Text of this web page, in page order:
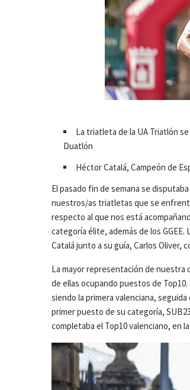
La triatleta de la UA Triatlón
Duatlón
Héctor Catalá, Campeón de
El pasado fin de semana se
nuestros/as triatletas que se
respecto al que nos está
categoría élite, además de los
Catalá junto a su guía, Carlos Oliver,
La mayor representación de nuestra
de ellas ocupando puestos de
siendo la primera valenciana,
primer puesto de su categoría,
completaba el Top10 valenciano, en